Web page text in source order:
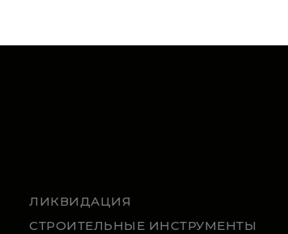
ЛИКВИДАЦИЯ
СТРОИТЕЛЬНЫЕ ИНСТРУМЕНТЫ